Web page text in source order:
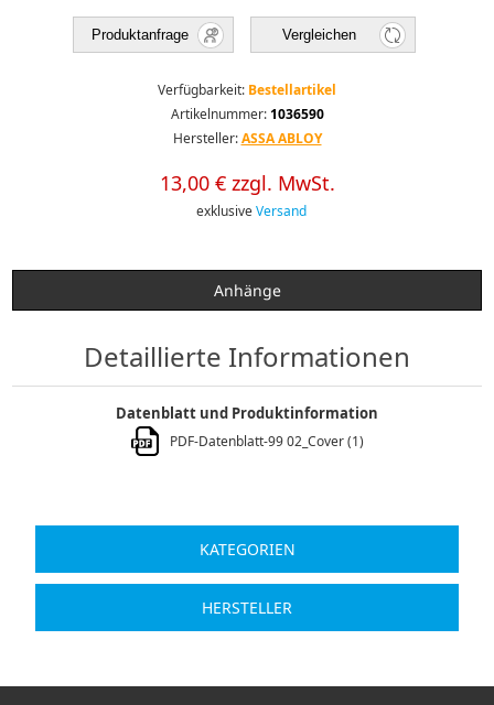
Produktanfrage Vergleichen
Verfügbarkeit: Bestellartikel
Artikelnummer: 1036590
Hersteller: ASSA ABLOY
13,00 € zzgl. MwSt.
exklusiveVersand
Anhänge
Detaillierte Informationen
Datenblatt und Produktinformation
PDF-Datenblatt-99 02_Cover (1)
KATEGORIEN
HERSTELLER